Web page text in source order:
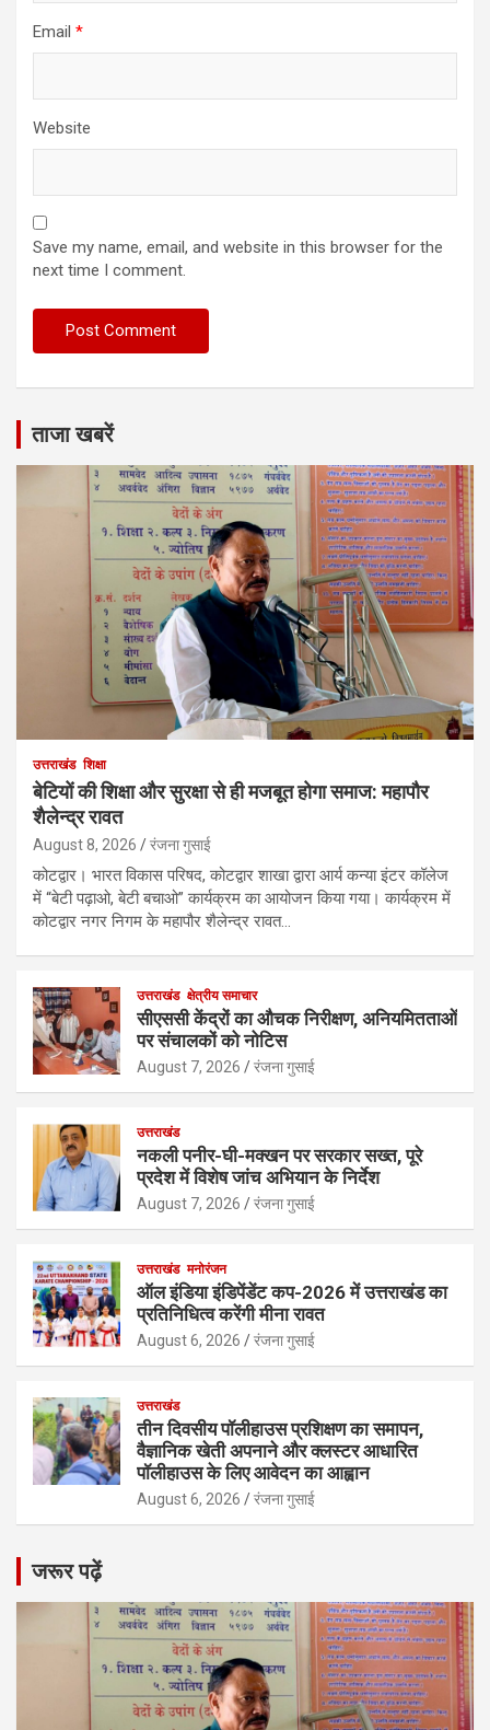
Email *
Website
Save my name, email, and website in this browser for the
next time I comment.
ताजा खबरें
उत्तराखंड शिक्षा
बेटियों की शिक्षा और सुरक्षा से ही मजबूत होगा समाज: महापौर
शैलेन्द्र रावत
August 8, 2026 रंजना गुसाई
कोटद्वार। भारत विकास परिषद, कोटद्वार शाखा द्वारा आर्य कन्या इंटर कॉलेज
में “बेटी पढ़ाओ, बेटी बचाओ” कार्यक्रम का आयोजन किया गया। कार्यक्रम में
कोटद्वार नगर निगम के महापौर शैलेन्द्र रावत…
उत्तराखंड क्षेत्रीय समाचार
सीएससी केंद्रों का औचक निरीक्षण, अनियमितताओं
पर संचालकों को नोटिस
August 7, 2026 रंजना गुसाई
उत्तराखंड
नकली पनीर-घी-मक्खन पर सरकार सख्त, पूरे
प्रदेश में विशेष जांच अभियान के निर्देश
August 7, 2026 रंजना गुसाई
उत्तराखंड मनोरंजन
ऑल इंडिया इंडिपेंडेंट कप-2026 में उत्तराखंड का
प्रतिनिधित्व करेंगी मीना रावत
August 6, 2026 रंजना गुसाई
उत्तराखंड
तीन दिवसीय पॉलीहाउस प्रशिक्षण का समापन,
वैज्ञानिक खेती अपनाने और क्लस्टर आधारित
पॉलीहाउस के लिए आवेदन का आह्वान
August 6, 2026 रंजना गुसाई
जरूर पढ़ें